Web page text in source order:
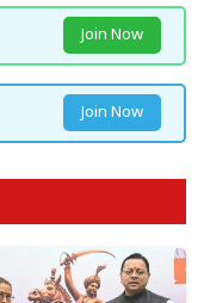
Join Now
Join Now